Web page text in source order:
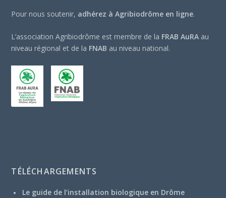
Pour nous soutenir, adhérez à Agribiodrôme en ligne.
L’association Agribiodrôme est membre de la FRAB AuRA au
niveau régional et de la FNAB au niveau national.
TÉLÉCHARGEMENTS
Le guide de l’installation biologique en Drôme